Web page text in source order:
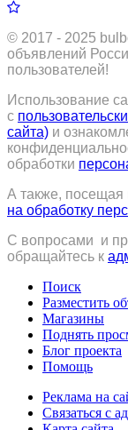
© 2017 - 2025
объявлений
пользователей!
Использование
с
сайта) и
обработки
А также, посещая
на обработку
С вопросами и
обращайтесь к
Поиск
Разместить
Магазины
Поднять
Блог проекта
Помощь
Реклама на
Связаться с